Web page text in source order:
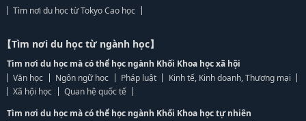
Tìm nơi du học từ Tokyo Cao học
【Tìm nơi du học từ ngành học】
Tìm nơi du học mà có thể học ngành Khối Khoa học xã hội
Văn học
Ngôn ngữ học Pháp luật
Kinh tế, Kinh doanh, Thương mại
Xã hội học
Quan hệ quốc tế
Tìm nơi du học mà có thể học ngành Khối Khoa học tự nhiên